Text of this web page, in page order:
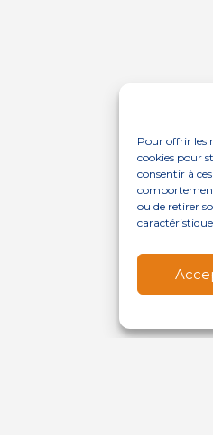
Pour offrir les
cookies pour
consentir à
ou de retirer